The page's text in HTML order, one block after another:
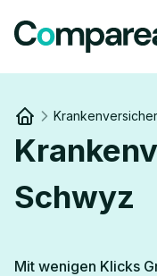
Schwyz
Mit wenigen Klicks